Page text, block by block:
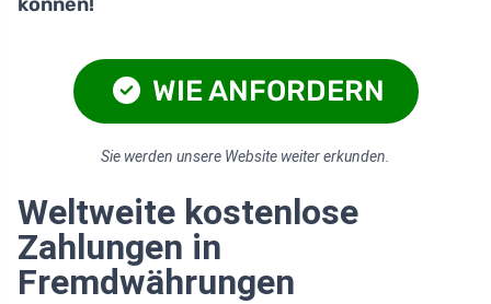
WIE ANFORDERN
Sie werden unsere Website weiter erkunden.
Weltweite kostenlose
Zahlungen in
Fremdwährungen